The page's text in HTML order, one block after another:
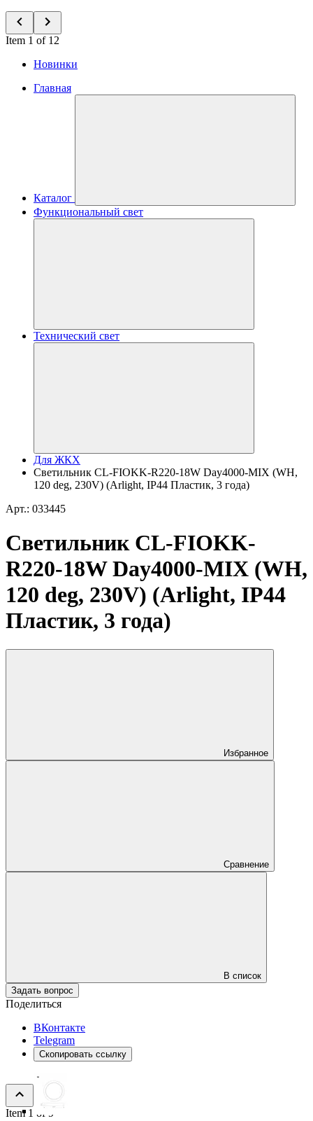
Item 1 of 12
Новинки
Главная
Каталог
Функциональный свет
Технический свет
Для ЖКХ
Светильник CL-FIOKK-R220-18W Day4000-MIX (WH,
120 deg, 230V) (Arlight, IP44 Пластик, 3 года)
Арт.: 033445
Светильник CL-FIOKK-
R220-18W Day4000-MIX (WH,
120 deg, 230V) (Arlight, IP44
Пластик, 3 года)
Избранное
Сравнение
В список
Задать вопрос
Поделиться
ВКонтакте
Telegram
Скопировать ссылку
Item 1 of 9